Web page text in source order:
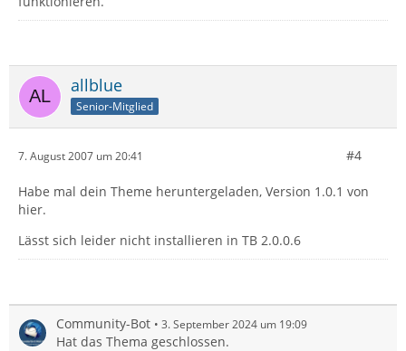
allblue
Senior-Mitglied
7. August 2007 um 20:41 #4
Habe mal dein Theme heruntergeladen, Version 1.0.1 von
hier.
Lässt sich leider nicht installieren in TB 2.0.0.6
Community-Bot 3. September 2024 um 19:09
Hat das Thema geschlossen.